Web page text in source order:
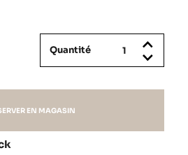
Quantité
EN MAGASIN